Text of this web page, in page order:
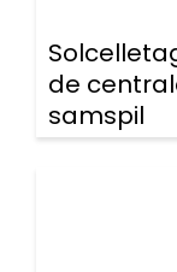
de
samspil